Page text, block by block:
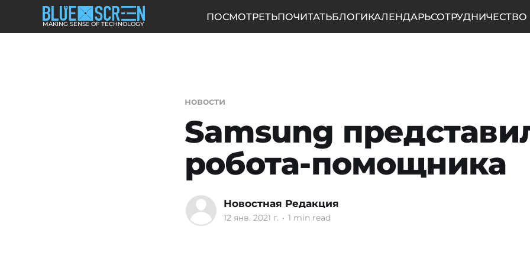
MAKING SENSE OF TECHNOLOGY
ПОСМОТРЕТЬПОЧИТАТЬБЛОГИКАЛЕНДАРЬСОТРУДНИЧЕСТВО
новости
Samsung
робота-помощника
Новостная Редакция
12 янв. 2021 г. • 1 min read